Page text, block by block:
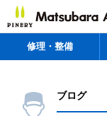
修理・整備
ブログ